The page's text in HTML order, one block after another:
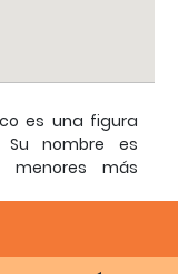
es una figura
Su nombre es
más
maltratadores
firmado la